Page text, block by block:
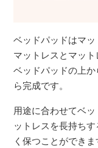
ベッドパッドはマッ
マットレスとマット
ベッドパッドの上
ら完成です。
用途に合わせてベ
ットレスを長持ち
く保つことができま